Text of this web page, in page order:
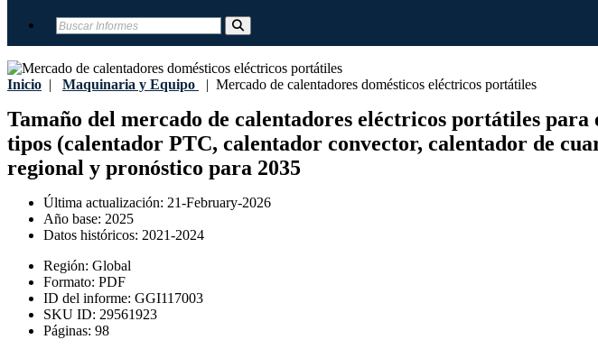
Inicio | Maquinaria y Equipo | Mercado de calentadores domésticos eléctricos portátiles
Tamaño del mercado de calentadores eléctricos portátiles
tipos (calentador PTC, calentador convector, calentador de
regional y pronóstico para 2035
Última actualización: 21-February-2026
Año base: 2025
Datos históricos: 2021-2024
Región: Global
Formato: PDF
ID del informe: GGI117003
SKU ID: 29561923
Páginas: 98